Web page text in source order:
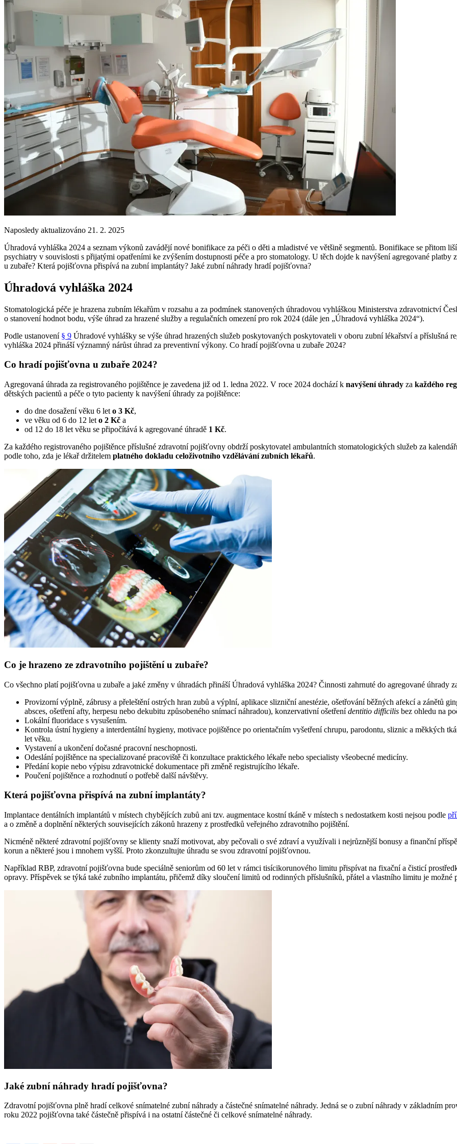
Naposledy aktualizováno 21. 2. 2025
Úhradová vyhláška 2024 a seznam výkonů zavádějí nové bonifikace za péči o děti a mladistvé ve většině segmentů. Bonifikace se přitom
psychiatry v souvislosti s přijatými opatřeními ke zvýšením dostupnosti péče a pro stomatology. U těch dojde k navýšení agregované platby
u zubaře? Která pojišťovna přispívá na zubní implantáty? Jaké zubní náhrady hradí pojišťovna?
Úhradová vyhláška 2024
Stomatologická péče je hrazena zubním lékařům v rozsahu a za podmínek stanovených úhradovou vyhláškou Ministerstva zdravotnictví
o stanovení hodnot bodu, výše úhrad za hrazené služby a regulačních omezení pro rok 2024 (dále jen „Úhradová vyhláška 2024“).
Podle ustanovení § 9 Úhradové vyhlášky se výše úhrad hrazených služeb poskytovaných poskytovateli v oboru zubní lékařství a příslušná
vyhláška 2024 přináší významný nárůst úhrad za preventivní výkony. Co hradí pojišťovna u zubaře 2024?
Co hradí pojišťovna u zubaře 2024?
Agregovaná úhrada za registrovaného pojištěnce je zavedena již od 1. ledna 2022. V roce 2024 dochází k navýšení úhrady za každého
dětských pacientů a péče o tyto pacienty k navýšení úhrady za pojištěnce:
do dne dosažení věku 6 let o 3 Kč,
ve věku od 6 do 12 let o 2 Kč a
od 12 do 18 let věku se připočítává k agregované úhradě 1 Kč.
Za každého registrovaného pojištěnce příslušné zdravotní pojišťovny obdrží poskytovatel ambulantních stomatologických služeb za
podle toho, zda je lékař držitelem platného dokladu celoživotního vzdělávání zubních lékařů.
Co je hrazeno ze zdravotního pojištění u zubaře?
Co všechno platí pojišťovna u zubaře a jaké změny v úhradách přináší Úhradová vyhláška 2024? Činnosti zahrnuté do agregované úhrady
Provizorní výplně, zábrusy a přeleštění ostrých hran zubů a výplní, aplikace slizniční anestézie, ošetřování běžných afekcí a zánětů
absces, ošetření afty, herpesu nebo dekubitu způsobeného snímací náhradou), konzervativní ošetřenídentitio difficilis bez ohledu na
Lokální fluoridace s vysušením.
Kontrola ústní hygieny a interdentální hygieny, motivace pojištěnce po orientačním vyšetření chrupu, parodontu, sliznic a měkkých
let věku.
Vystavení a ukončení dočasné pracovní neschopnosti.
Odeslání pojištěnce na specializované pracoviště či konzultace praktického lékaře nebo specialisty všeobecné medicíny.
Předání kopie nebo výpisu zdravotnické dokumentace při změně registrujícího lékaře.
Poučení pojištěnce a rozhodnutí o potřebě další návštěvy.
Která pojišťovna přispívá na zubní implantáty?
Implantace dentálních implantátů v místech chybějících zubů ani tzv. augmentace kostní tkáně v místech s nedostatkem kosti nejsou podle
a o změně a doplnění některých souvisejících zákonů hrazeny z prostředků veřejného zdravotního pojištění.
Nicméně některé zdravotní pojišťovny se klienty snaží motivovat, aby pečovali o své zdraví a využívali i nejrůznější bonusy a finanční
korun a některé jsou i mnohem vyšší. Proto zkonzultujte úhradu se svou zdravotní pojišťovnou.
Například RBP, zdravotní pojišťovna bude speciálně seniorům od 60 let v rámci tisícikorunového limitu přispívat na fixační a čisticí
opravy. Příspěvek se týká také zubního implantátu, přičemž díky sloučení limitů od rodinných příslušníků, přátel a vlastního limitu je možné
Jaké zubní náhrady hradí pojišťovna?
Zdravotní pojišťovna plně hradí celkové snímatelné zubní náhrady a částečné snímatelné náhrady. Jedná se o zubní náhrady v základním
roku 2022 pojišťovna také částečně přispívá i na ostatní částečné či celkové snímatelné náhrady.